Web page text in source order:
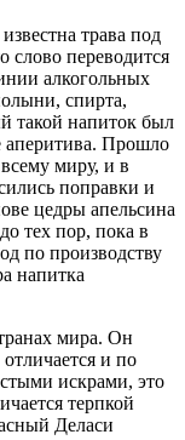
трава под
слово переводится
алкогольных
спирта,
такой напиток был
аперитива. Прошло
миру, и в
поправки и
цедры апельсина
тех пор, пока в
по производству
напитка
мира. Он
и по
искрами, это
терпкой
Деласи